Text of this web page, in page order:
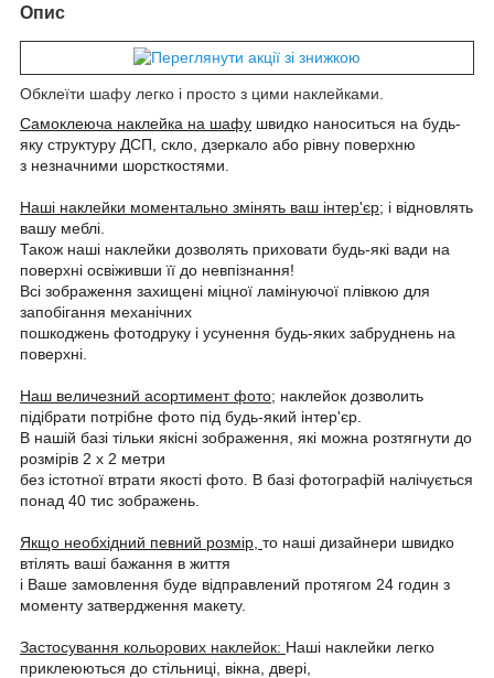
Опис
Обклеїти шафу легко і просто з цими наклейками.
Самоклеюча наклейка на шафу швидко наноситься на будь-
яку структуру ДСП, скло, дзеркало або рівну поверхню
з незначними шорсткостями.
Наші наклейки моментально змінять ваш інтер'єр; і відновлять
вашу меблі.
Також наші наклейки дозволять приховати будь-які вади на
поверхні освіживши її до невпізнання!
Всі зображення захищені міцної ламінуючої плівкою для
запобігання механічних
пошкоджень фотодруку і усунення будь-яких забруднень на
поверхні.
Наш величезний асортимент фото; наклейок дозволить
підібрати потрібне фото під будь-який інтер'єр.
В нашій базі тільки якісні зображення, які можна розтягнути до
розмірів 2 х 2 метри
без істотної втрати якості фото. В базі фотографій налічується
понад 40 тис зображень.
Якщо необхідний певний розмір, то наші дизайнери швидко
втілять ваші бажання в життя
і Ваше замовлення буде відправлений протягом 24 годин з
моменту затвердження макету.
Застосування кольорових наклейок: Наші наклейки легко
приклеюються до стільниці, вікна, двері,